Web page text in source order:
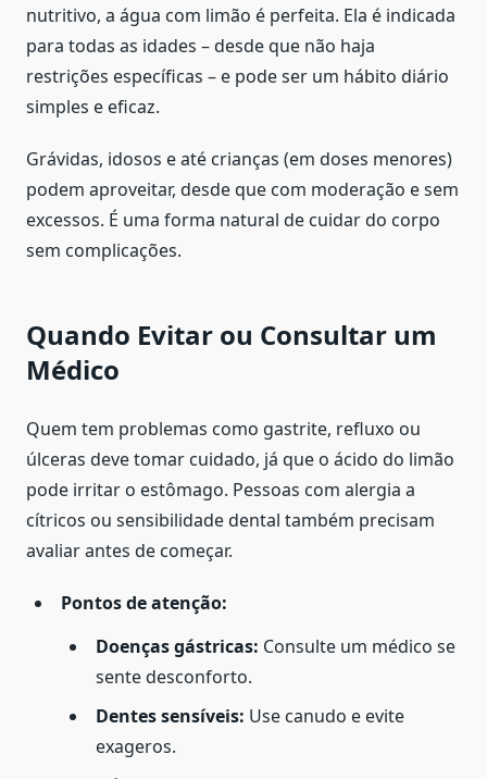
nutritivo, a água com limão é perfeita. Ela é indicada
para todas as idades – desde que não haja
restrições específicas – e pode ser um hábito diário
simples e eficaz.
Grávidas, idosos e até crianças (em doses menores)
podem aproveitar, desde que com moderação e sem
excessos. É uma forma natural de cuidar do corpo
sem complicações.
Quando Evitar ou Consultar um
Médico
Quem tem problemas como gastrite, refluxo ou
úlceras deve tomar cuidado, já que o ácido do limão
pode irritar o estômago. Pessoas com alergia a
cítricos ou sensibilidade dental também precisam
avaliar antes de começar.
Pontos de atenção:
Doenças gástricas: Consulte um médico se
sente desconforto.
Dentes sensíveis: Use canudo e evite
exageros.